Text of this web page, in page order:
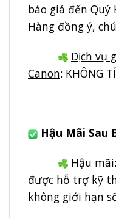
báo giá đến Quý
Hàng đồng ý,
Dịch vụ
Canon: KHÔNG
Hậu Mãi Sau
Hậu mãi:
được hỗ trợ kỹ
không giới hạn